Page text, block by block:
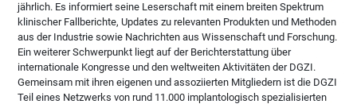
jährlich. Es informiert seine Leserschaft mit einem breiten Spektrum
klinischer Fallberichte, Updates zu relevanten Produkten und Methoden
aus der Industrie sowie Nachrichten aus Wissenschaft und Forschung.
Ein weiterer Schwerpunkt liegt auf der Berichterstattung über
internationale Kongresse und den weltweiten Aktivitäten der DGZI.
Gemeinsam mit ihren eigenen und assoziierten Mitgliedern ist die DGZI
Teil eines Netzwerks von rund 11.000 implantologisch spezialisierten